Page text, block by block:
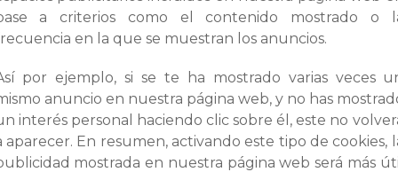
a criterios como el contenido mostrado o
en la que se muestran los anuncios.
por ejemplo, si se te ha mostrado varias veces
anuncio en nuestra página web, y no has
interés personal haciendo clic sobre él, este no
aparecer. En resumen, activando este tipo de cookies,
mostrada en nuestra página web será más